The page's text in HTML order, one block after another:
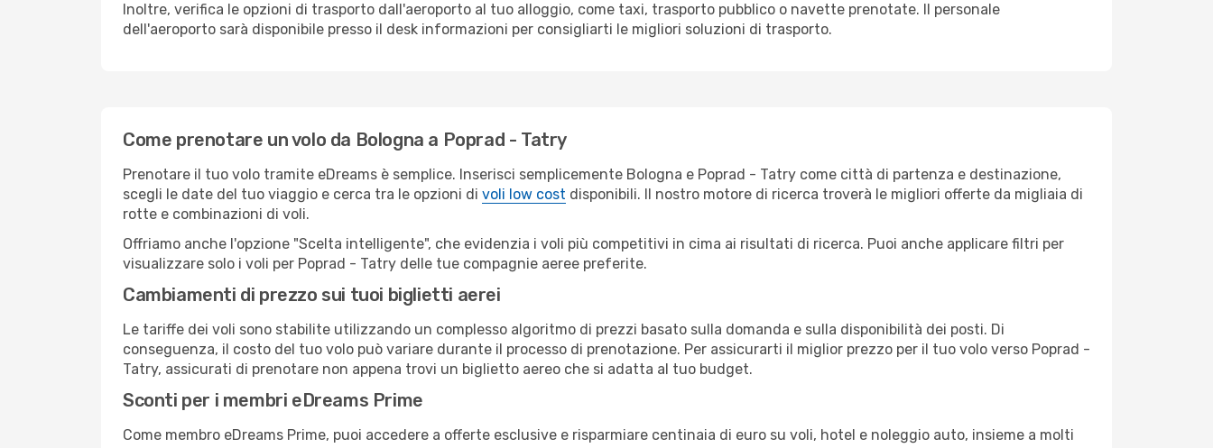
Inoltre, verifica le opzioni di trasporto dall'aeroporto al tuo alloggio, come taxi, trasporto pubblico o navette prenotate. Il personale
dell'aeroporto sarà disponibile presso il desk informazioni per consigliarti le migliori soluzioni di trasporto.
Come prenotare un volo da Bologna a Poprad - Tatry
Prenotare il tuo volo tramite eDreams è semplice. Inserisci semplicemente Bologna e Poprad - Tatry come città di partenza e destinazione,
scegli le date del tuo viaggio e cerca tra le opzioni di voli low cost disponibili. Il nostro motore di ricerca troverà le migliori offerte da migliaia di
rotte e combinazioni di voli.
Offriamo anche l'opzione "Scelta intelligente", che evidenzia i voli più competitivi in cima ai risultati di ricerca. Puoi anche applicare filtri per
visualizzare solo i voli per Poprad - Tatry delle tue compagnie aeree preferite.
Cambiamenti di prezzo sui tuoi biglietti aerei
Le tariffe dei voli sono stabilite utilizzando un complesso algoritmo di prezzi basato sulla domanda e sulla disponibilità dei posti. Di
conseguenza, il costo del tuo volo può variare durante il processo di prenotazione. Per assicurarti il miglior prezzo per il tuo volo verso Poprad -
Tatry, assicurati di prenotare non appena trovi un biglietto aereo che si adatta al tuo budget.
Sconti per i membri eDreams Prime
Come membro eDreams Prime, puoi accedere a offerte esclusive e risparmiare centinaia di euro su voli, hotel e noleggio auto, insieme a molti